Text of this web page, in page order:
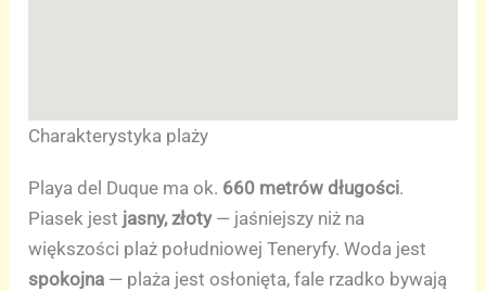
Charakterystyka plaży
Playa del Duque ma ok. 660 metrów długości.
Piasek jest jasny, złoty— jaśniejszy niż na
większości plaż południowej Teneryfy. Woda jest
spokojna — plaża jest osłonięta, fale rzadko bywają